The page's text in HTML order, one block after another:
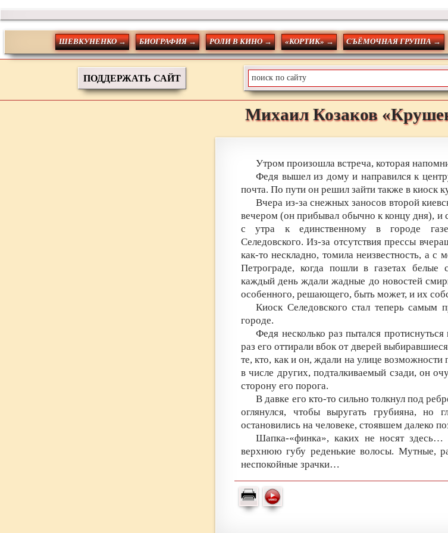
ШЕВКУНЕНКО → БИОГРАФИЯ → РОЛИ В КИНО → «КОРТИК» → СЪЁМОЧНАЯ ГРУППА →
ПОДДЕРЖАТЬ САЙТ
Михаил Козаков
Утром произошла встреча, которая
Федя вышел из дому и направился к
почта. По пути он решил зайти также в киоск
Вчера из-за снежных заносов второй
вечером (он прибывал обычно к концу дня), и
с утра к единственному в городе
Селедовского. Из-за отсутствия прессы
как-то нескладно, томила неизвестность, а
Петрограде, когда пошли в газетах белые
каждый день ждали жадные до новостей
особенного, решающего, быть может, и их
Киоск Селедовского стал теперь самым
городе.
Федя несколько раз пытался
раз его оттирали вбок от дверей
те, кто, как и он, ждали на улице возможности
в числе других, подталкиваемый сзади, он
сторону его порога.
В давке его кто-то сильно толкнул под
оглянулся, чтобы выругать грубияна, но
остановились на человеке, стоявшем далеко
Шапка-«финка», каких не носят
верхнюю губу реденькие волосы. Мутные,
неспокойные зрачки…